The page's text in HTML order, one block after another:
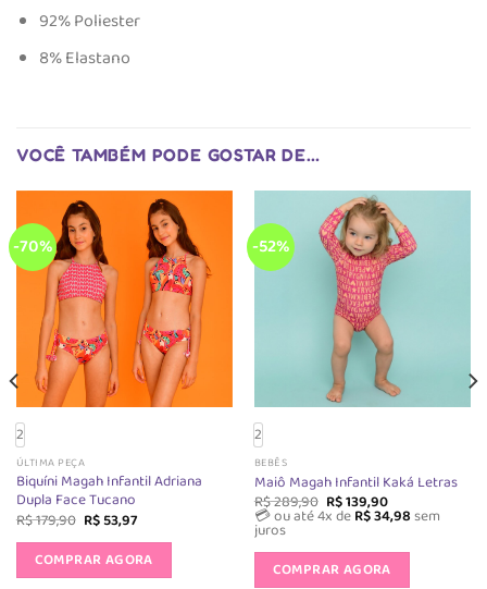
92% Poliester
8% Elastano
VOCÊ TAMBÉM PODE GOSTAR DE…
-70%
2
ÚLTIMA PEÇA
Biquíni Magah Infantil Adriana
Dupla Face Tucano
R$179,90 O
preço
original
era:
R$ 179,90.
R$53,97O
atual
é:
R$ 53,97.
COMPRAR AGORA
-52%
2
BEBÊS
Maiô Magah Infantil Kaká Letras
R$289,90 O
preço
original
R$ 289,90.
R$139,90O
preço
atual
R$ 139,90.
💳 ou até 4x deR$34,98sem
juros
COMPRAR AGORA